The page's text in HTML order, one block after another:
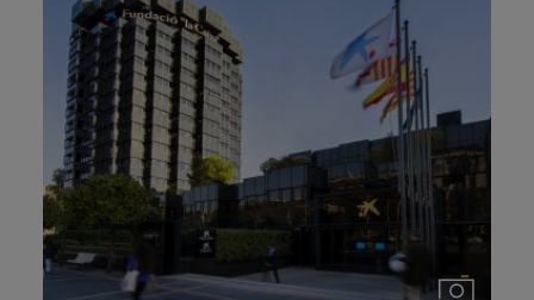
Imágenes